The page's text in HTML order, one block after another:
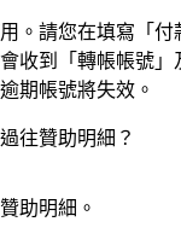
。請您在填寫「
收到「轉帳帳號
期帳號將失效。
往贊助明細？
助明細。